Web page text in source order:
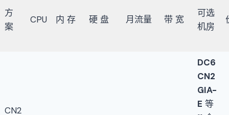
方
案
CPU 内 存 硬 盘 月流量 带 宽
可选
机房
CN2
DC6
CN2
GIA-
E 等